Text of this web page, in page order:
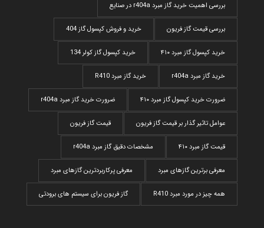
بررسی اهمیت خرید گاز مبرد r404a در صنایع
بررسی قیمت گاز فریون خرید و فروش کپسول گاز 404
خرید کپسول گاز مبرد ۴۱۰ خرید کپسول گاز کولر 134
خرید گاز مبرد r404a خرید گاز مبرد R410
ضرورت خرید کپسول گاز مبرد ۴۱۰ ضرورت خرید گاز مبرد r404a
عوامل تاثیر گذار بر قیمت گاز فریون قیمت گاز فریون
قیمت گاز مبرد ۴۱۰ مشخصات دقیق گاز مبرد r404a
معرفی برترین گازهای مبرد معرفی پرکاربردترین گاز‌های مبرد
همه چیز در مورد مبرد R410 گاز فریون برای سیستم های برودتی